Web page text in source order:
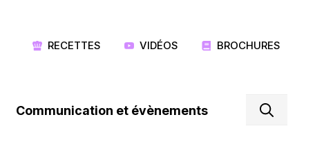
RECETTES VIDÉOS BROCHURES
Communication et évènements